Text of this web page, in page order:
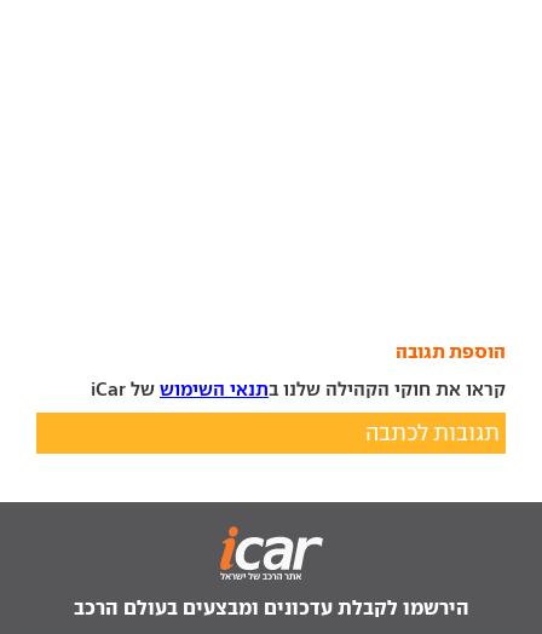
הוספת תגובה
קראו את חוקי הקהילה שלנו בתנאי השימוש של iCar
תגובות לכתבה
הירשמו לקבלת עדכונים ומבצעים בעולם הרכב